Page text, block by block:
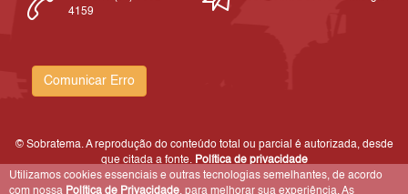
4159
Comunicar Erro
© Sobratema. A reprodução do conteúdo total ou parcial é autorizada, desde
que citada a fonte. Política de privacidade
Utilizamos cookies essenciais e outras tecnologias semelhantes, de acordo
com nossa Política de Privacidade, para melhorar sua experiência. As